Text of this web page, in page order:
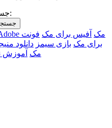
جستجو در کامل‌ترین آرشیو مک ایران:
برنامه‌های Adobe مک آفیس برای مک فونت
برای مک بازی سیمز دانلود
مک آموزش